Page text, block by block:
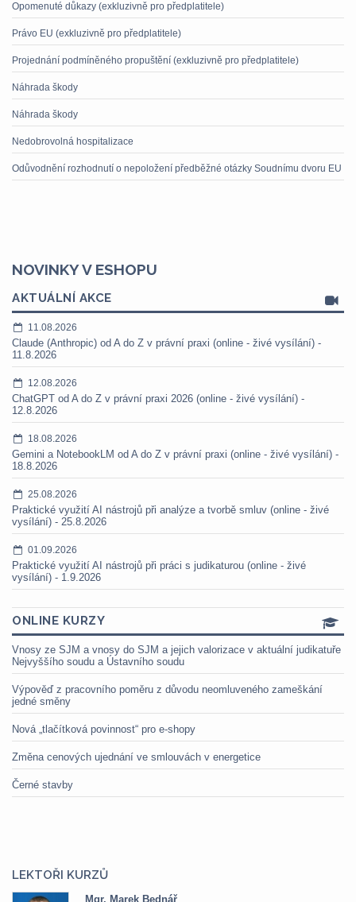
Opomenuté důkazy (exkluzivně pro předplatitele)
Právo EU (exkluzivně pro předplatitele)
Projednání podmíněného propuštění (exkluzivně pro předplatitele)
Náhrada škody
Náhrada škody
Nedobrovolná hospitalizace
Odůvodnění rozhodnutí o nepoložení předběžné otázky Soudnímu dvoru EU
NOVINKY V ESHOPU
AKTUÁLNÍ AKCE
11.08.2026
Claude (Anthropic) od A do Z v právní praxi (online - živé vysílání) -
11.8.2026
12.08.2026
ChatGPT od A do Z v právní praxi 2026 (online - živé vysílání) -
12.8.2026
18.08.2026
Gemini a NotebookLM od A do Z v právní praxi (online - živé vysílání) -
18.8.2026
25.08.2026
Praktické využití AI nástrojů při analýze a tvorbě smluv (online - živé
vysílání) - 25.8.2026
01.09.2026
Praktické využití AI nástrojů při práci s judikaturou (online - živé
vysílání) - 1.9.2026
ONLINE KURZY
Vnosy ze SJM a vnosy do SJM a jejich valorizace v aktuální judikatuře
Nejvyššího soudu a Ústavního soudu
Výpověď z pracovního poměru z důvodu neomluveného zameškání
jedné směny
Nová „tlačítková povinnost“ pro e-shopy
Změna cenových ujednání ve smlouvách v energetice
Černé stavby
LEKTOŘI KURZŮ
Mgr. Marek Bednář